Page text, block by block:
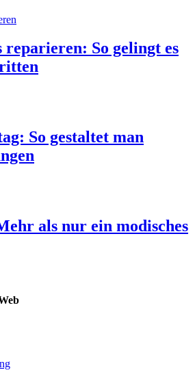
So gelingt es
So gestaltet man
als nur ein modisches